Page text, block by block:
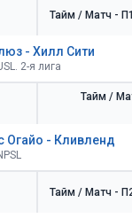
Тайм / Матч -
- Хилл Сити
2-я лига
Тайм /
Огайо - Кливленд
Тайм / Матч -